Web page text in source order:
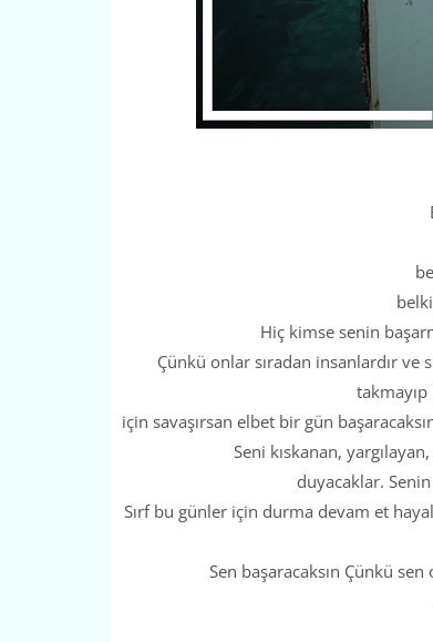
Hiç kimse senin
Çünkü onlar sıradan insanlardır ve
için savaşırsan elbet bir gün
Seni kıskanan,
duyacaklar.
Sırf bu günler için durma devam et
Sen başaracaksın Çünkü